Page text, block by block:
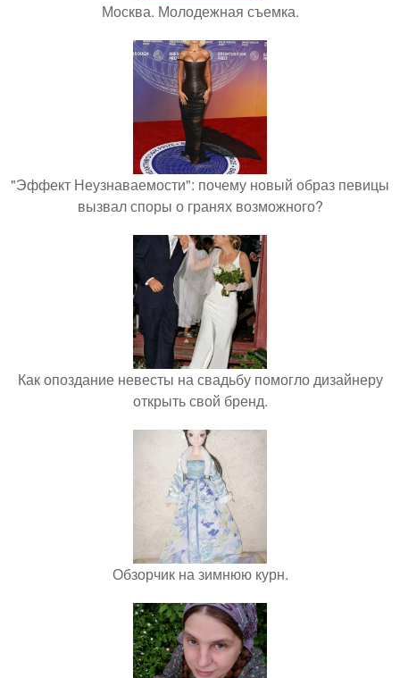
Москва. Молодежная съемка.
"Эффект Неузнаваемости": почему новый образ певицы
вызвал споры о гранях возможного?
Как опоздание невесты на свадьбу помогло дизайнеру
открыть свой бренд.
Обзорчик на зимнюю курн.